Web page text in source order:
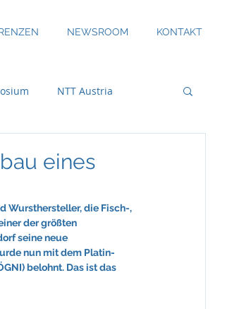
NEWSROOM KONTAKT
NTT Austria
eMobility
DS Smith
eines
Wursthersteller, die Fisch-,
der größten
seine neue
nun mit dem Platin-
belohnt. Das ist das